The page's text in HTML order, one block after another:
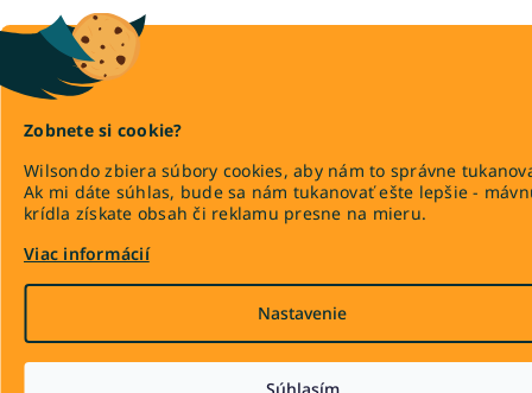
Zobnete si cookie?
Wilsondo zbiera súbory cookies, aby nám to správne
Ak mi dáte súhlas, bude sa nám tukanovať ešte lepšie -
krídla získate obsah či reklamu presne na mieru.
Viac informácií
Nastavenie